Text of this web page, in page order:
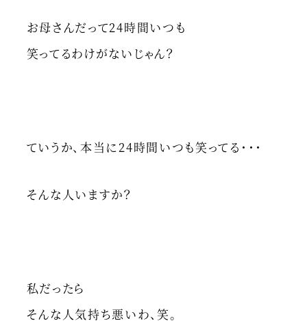
お母さんだって24時間いつも
笑ってるわけがないじゃん？
ていうか、本当に24時間いつも笑ってる・・・
そんな人いますか？
私だったら
そんな人気持ち悪いわ、笑。